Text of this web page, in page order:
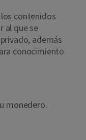
contenidos
al que se
además
conocimiento
monedero.